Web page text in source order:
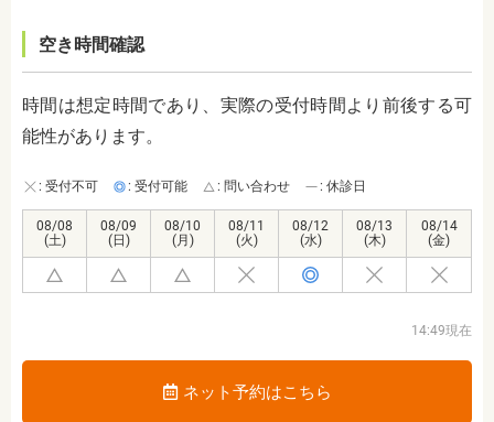
空き時間確認
時間は想定時間であり、実際の受付時間より前後する可
能性があります。
: 受付不可 : 受付可能 : 問い合わせ : 休診日
08/08
(土)
08/09
(日)
08/10
(月)
08/11
(火)
08/12
(水)
08/13
(木)
08/14
(金)
14:49現在
ネット予約はこちら